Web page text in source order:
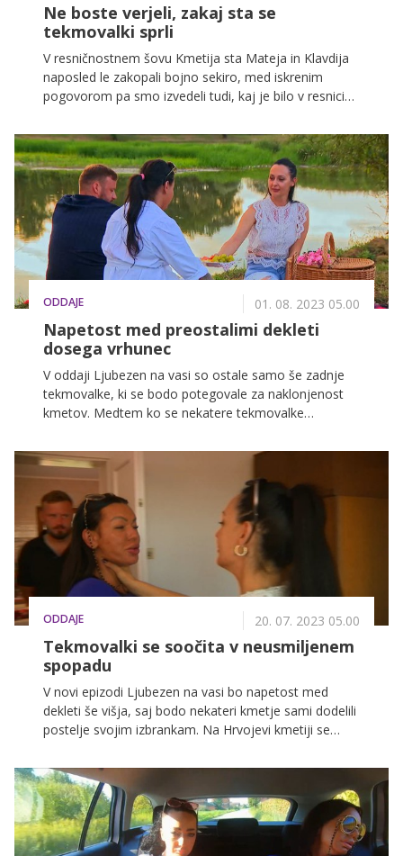
Ne boste verjeli, zakaj sta se
tekmovalki sprli
V resničnostnem šovu Kmetija sta Mateja in Klavdija
naposled le zakopali bojno sekiro, med iskrenim
pogovorom pa smo izvedeli tudi, kaj je bilo v resnici
ODDAJE 01. 08. 2023 05.00
Napetost med preostalimi dekleti
dosega vrhunec
V oddaji Ljubezen na vasi so ostale samo še zadnje
tekmovalke, ki se bodo potegovale za naklonjenost
kmetov. Medtem ko se nekatere tekmovalke
kmeta. Na Hrvojevi kmetiji pa se Dragana vse težje
spoprijema s skrivanjem svojih občutkov.
ODDAJE 20. 07. 2023 05.00
Tekmovalki se soočita v neusmiljenem
spopadu
V novi epizodi Ljubezen na vasi bo napetost med
dekleti še višja, saj bodo nekateri kmetje sami dodelili
postelje svojim izbrankam. Na Hrvojevi kmetiji se
tekmovalki Marini.